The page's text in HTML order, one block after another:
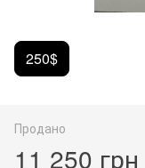
250$
Продано
11 250 грн